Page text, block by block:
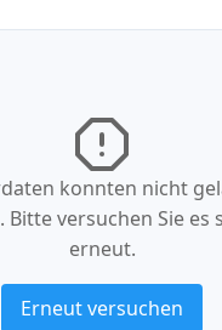
konnten nicht
Bitte versuchen Sie es
erneut.
Erneut versuchen